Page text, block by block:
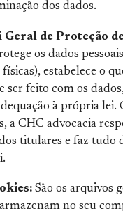
dos dados.
Geral de Proteção
os dados
físicas), estabelece o
ser feito com os
à própria lei.
a CHC advocacia
titulares e faz tudo
São os arquivos
no seu